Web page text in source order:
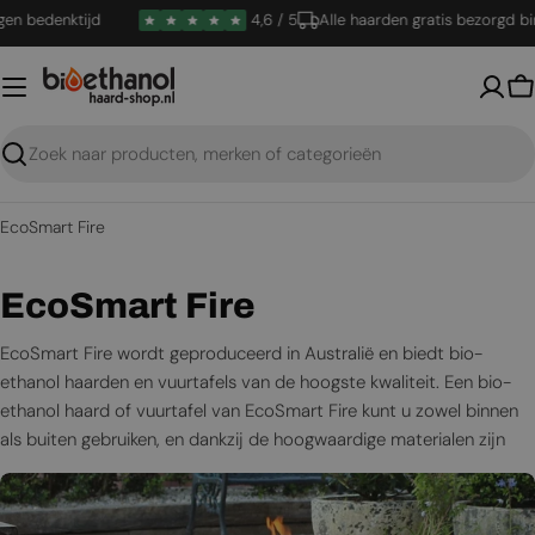
Ga
naar
inhoud
4,6 / 5 Alle haarden gratis bezorgd binnen
Zoeken
EcoSmart Fire
C
o
l
l
e
c
EcoSmart Fire
EcoSmart Fire wordt geproduceerd in Australië en biedt bio-
ethanol haarden en vuurtafels van de hoogste kwaliteit. Een bio-
ethanol haard of vuurtafel van EcoSmart Fire kunt u zowel binnen
als buiten gebruiken, en dankzij de hoogwaardige materialen zijn
deze producten bijzonder geschikt voor buitengebruik. Met een
breed assortiment is er volop ruimte om uw eigen haard helemaal
naar wens samen te stellen.